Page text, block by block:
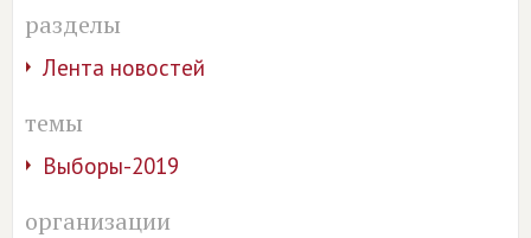
разделы
Лента новостей
темы
Выборы-2019
организации